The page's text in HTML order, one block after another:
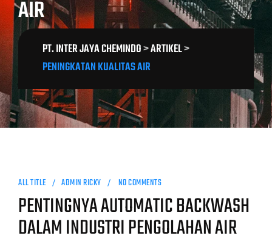
AIR
PT. INTER JAYA CHEMINDO>ARTIKEL>
PENINGKATAN KUALITAS AIR
ALL TITLE ADMIN RICKY NO COMMENTS
PENTINGNYA AUTOMATIC BACKWASH
DALAM INDUSTRI PENGOLAHAN AIR